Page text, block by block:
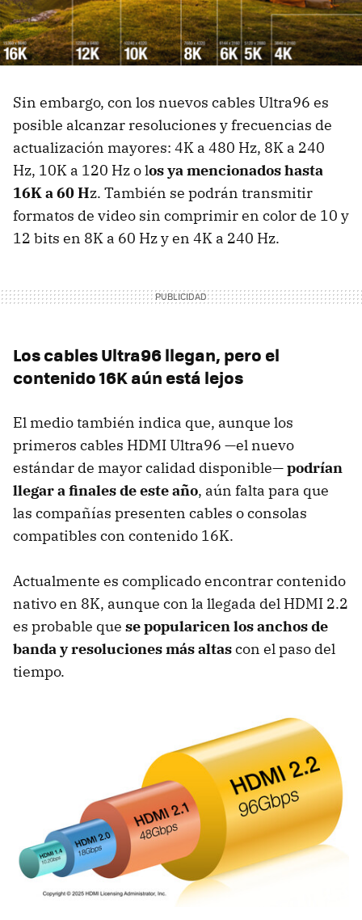
Sin embargo, con los nuevos cables Ultra96 es
posible alcanzar resoluciones y frecuencias de
actualización mayores: 4K a 480 Hz, 8K a 240
Hz, 10K a 120 Hz o los ya mencionados hasta
16K a 60 Hz. También se podrán transmitir
formatos de video sin comprimir en color de 10 y
12 bits en 8K a 60 Hz y en 4K a 240 Hz.
Los cables Ultra96 llegan, pero el
contenido 16K aún está lejos
El medio también indica que, aunque los
primeros cables HDMI Ultra96 —el nuevo
estándar de mayor calidad disponible—podrían
llegar a finales de este año, aún falta para que
las compañías presenten cables o consolas
compatibles con contenido 16K.
Actualmente es complicado encontrar contenido
nativo en 8K, aunque con la llegada del HDMI 2.2
es probable que se popularicen los anchos de
banda y resoluciones más altascon el paso del
tiempo.